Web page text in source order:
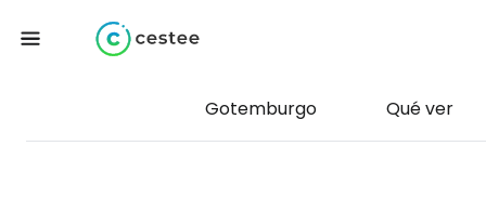
Gotemburgo Qué ver